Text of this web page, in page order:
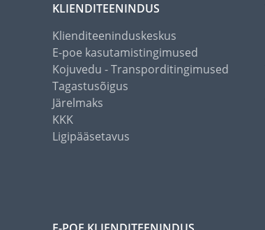
KLIENDITEENINDUS
Klienditeeninduskeskus
E-poe kasutamistingimused
Kojuvedu - Transporditingimused
Tagastusõigus
Järelmaks
KKK
Ligipääsetavus